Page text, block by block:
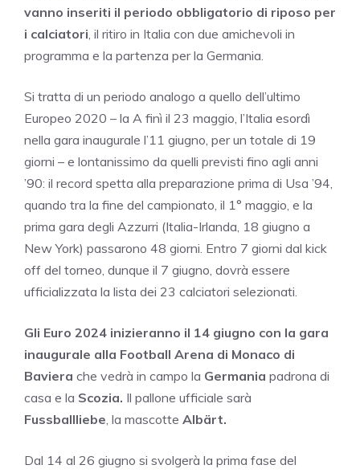
vanno inseriti il periodo obbligatorio di riposo per
i calciatori, il ritiro in Italia con due amichevoli in
programma e la partenza per la Germania.
Si tratta di un periodo analogo a quello dell’ultimo
Europeo 2020 – la A finì il 23 maggio, l’Italia esordì
nella gara inaugurale l’11 giugno, per un totale di 19
giorni – e lontanissimo da quelli previsti fino agli anni
’90: il record spetta alla preparazione prima di Usa ’94,
quando tra la fine del campionato, il 1° maggio, e la
prima gara degli Azzurri (Italia-Irlanda, 18 giugno a
New York) passarono 48 giorni. Entro 7 giorni dal kick
off del torneo, dunque il 7 giugno, dovrà essere
ufficializzata la lista dei 23 calciatori selezionati.
Gli Euro 2024 inizieranno il 14 giugno con la gara
inaugurale alla Football Arena di Monaco di
Baviera che vedrà in campo la Germania padrona di
casa e la Scozia. Il pallone ufficiale sarà
Fussballliebe, la mascotte Albärt.
Dal 14 al 26 giugno si svolgerà la prima fase del